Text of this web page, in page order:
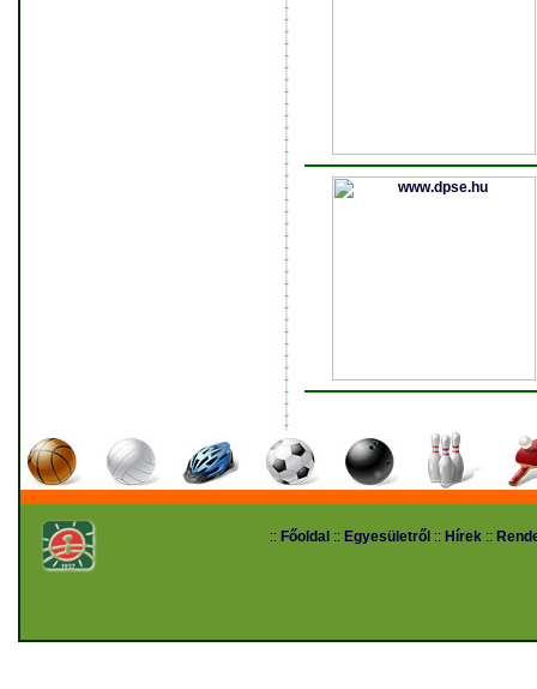
:: Főoldal :: Egyesületről :: Hírek ::